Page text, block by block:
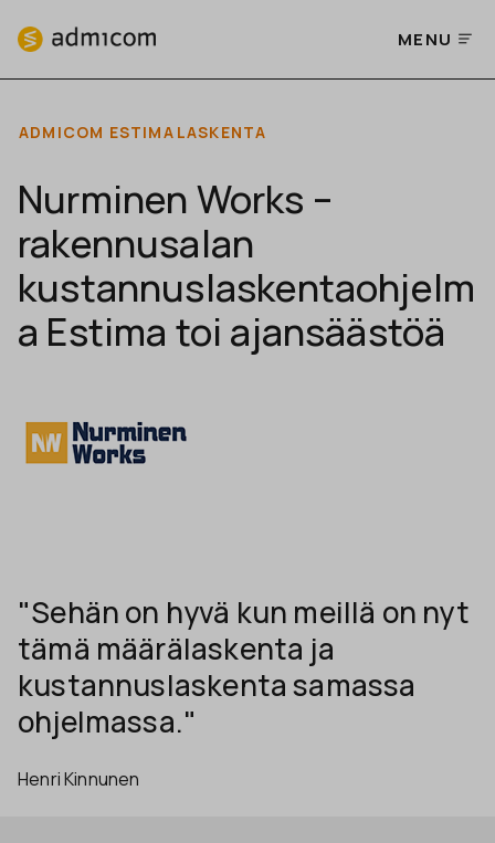
MENU
ADMICOM ESTIMA LASKENTA
Nurminen Works –
rakennusalan
kustannuslaskentaohjelm
a Estima toi ajansäästöä
"Sehän on hyvä kun meillä on nyt
tämä määrälaskenta ja
kustannuslaskenta samassa
ohjelmassa."
Henri Kinnunen